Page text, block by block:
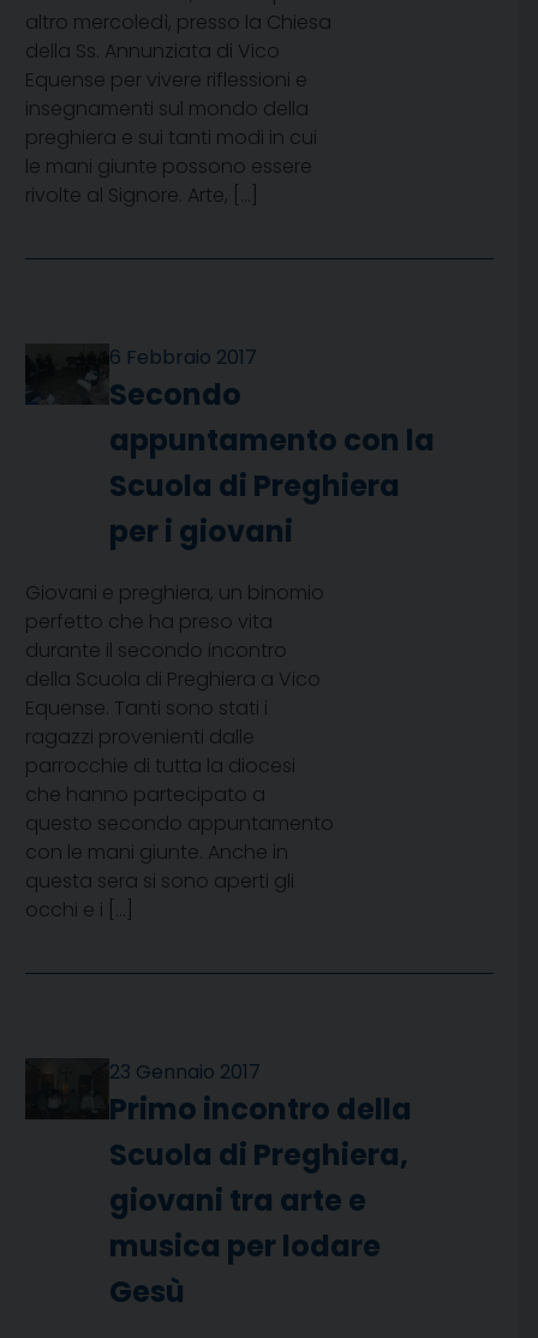
altro mercoledì, presso la Chiesa
della Ss. Annunziata di Vico
Equense per vivere riflessioni e
insegnamenti sul mondo della
preghiera e sui tanti modi in cui
le mani giunte possono essere
rivolte al Signore. Arte, […]
6 Febbraio 2017
Secondo
appuntamento con la
Scuola di Preghiera
per i giovani
Giovani e preghiera, un binomio
perfetto che ha preso vita
durante il secondo incontro
della Scuola di Preghiera a Vico
Equense. Tanti sono stati i
ragazzi provenienti dalle
parrocchie di tutta la diocesi
che hanno partecipato a
questo secondo appuntamento
con le mani giunte. Anche in
questa sera si sono aperti gli
occhi e i […]
23 Gennaio 2017
Primo incontro della
Scuola di Preghiera,
giovani tra arte e
musica per lodare
Gesù